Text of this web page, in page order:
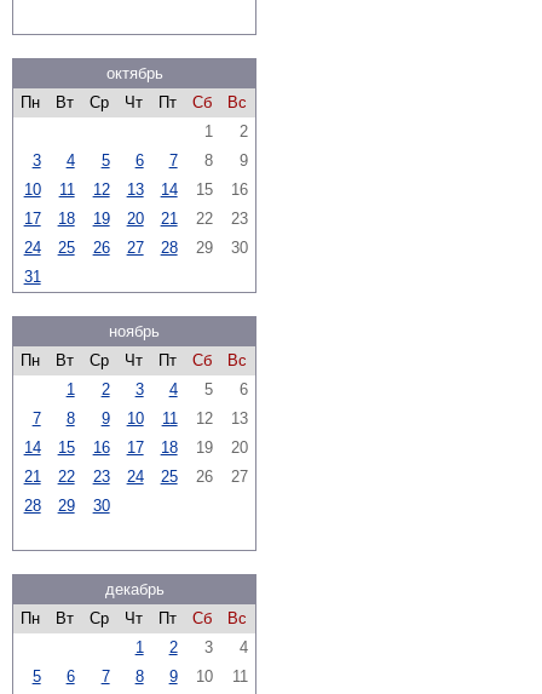
октябрь
Пн
Вт Ср Чт Пт Сб
Вс
1
2
3
4 5 6 7 8
9
10
11 12 13 14 15
16
17
18 19 20 21 22
23
24
25 26 27 28 29
30
31
ноябрь
Пн
Вт Ср Чт Пт Сб
Вс
1
2 3 4 5
6
7
8 9 10 11 12
13
14
15 16 17 18 19
20
21
22 23 24 25 26
27
28
29 30
декабрь
Пн
Вт Ср Чт Пт Сб
Вс
1
2 3
4
5
6 7 8 9 10
11